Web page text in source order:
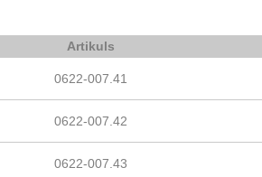
Artikuls
0622-007.41
0622-007.42
0622-007.43